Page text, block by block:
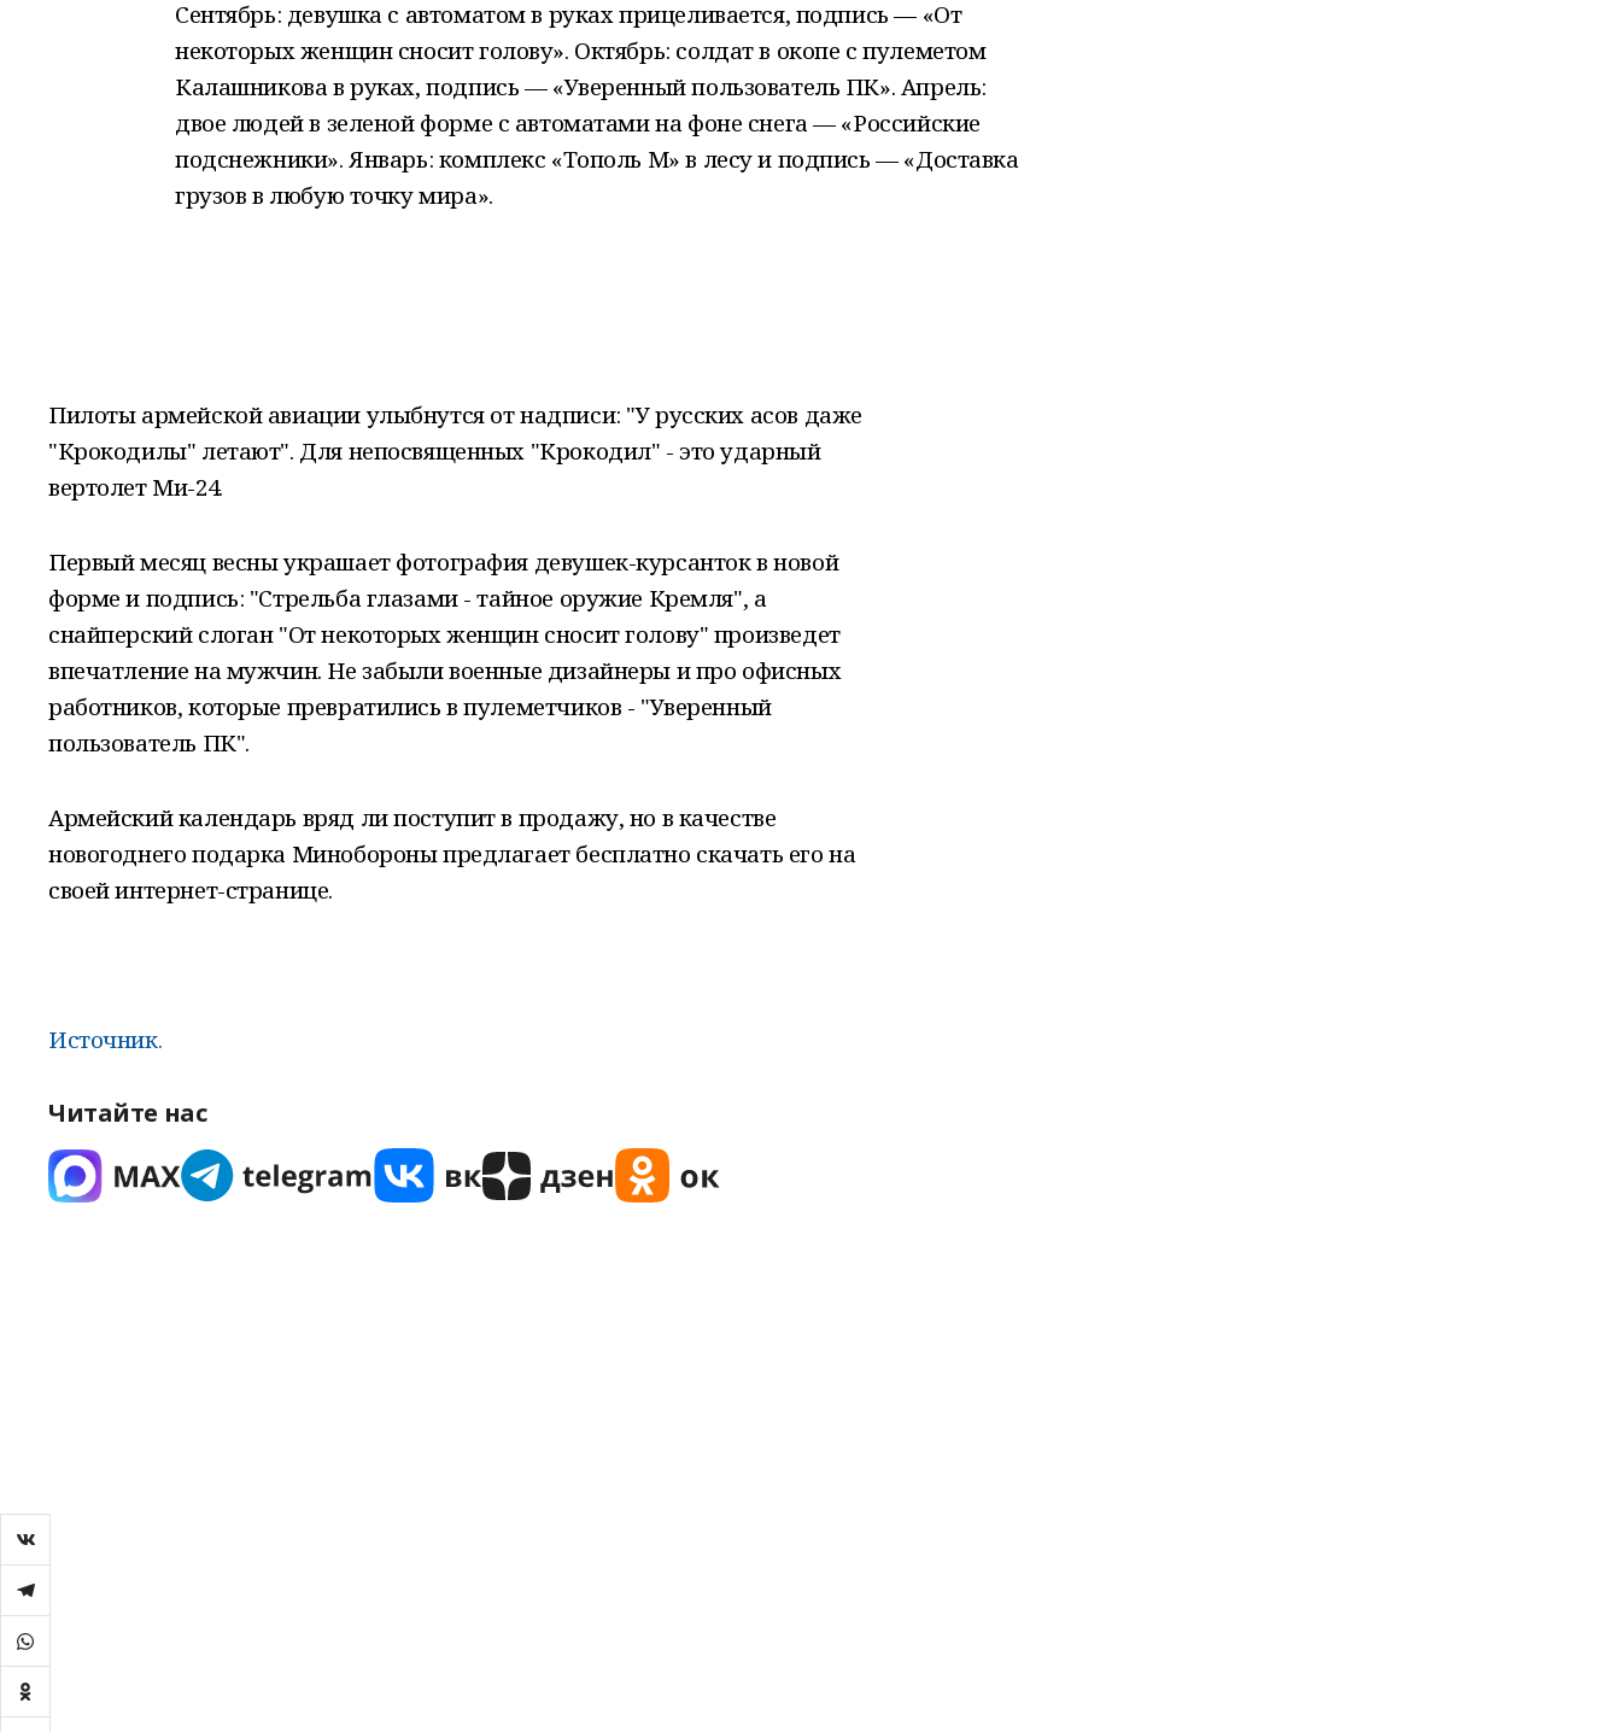
Сентябрь: девушка с автоматом в руках прицеливается, подпись — «От
некоторых женщин сносит голову». Октябрь: солдат в окопе с пулеметом
Калашникова в руках, подпись — «Уверенный пользователь ПК». Апрель:
двое людей в зеленой форме с автоматами на фоне снега — «Российские
подснежники». Январь: комплекс «Тополь М» в лесу и подпись — «Доставка
грузов в любую точку мира».
Пилоты армейской авиации улыбнутся от надписи: "У русских асов даже
"Крокодилы" летают". Для непосвященных "Крокодил" - это ударный
вертолет Ми-24.
Первый месяц весны украшает фотография девушек-курсанток в новой
форме и подпись: "Стрельба глазами - тайное оружие Кремля", а
снайперский слоган "От некоторых женщин сносит голову" произведет
впечатление на мужчин. Не забыли военные дизайнеры и про офисных
работников, которые превратились в пулеметчиков - "Уверенный
пользователь ПК".
Армейский календарь вряд ли поступит в продажу, но в качестве
новогоднего подарка Минобороны предлагает бесплатно скачать его на
своей интернет-странице.
Источник.
Читайте нас